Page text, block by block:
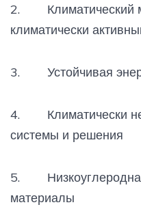
2. Климатический
климатически
3. Устойчивая
4. Климатически
системы и решения
5.
материалы